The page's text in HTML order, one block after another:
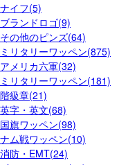
ナイフ(5)
ブランドロゴ(9)
その他のピンズ(64)
ミリタリーワッペン(875)
アメリカ六軍(32)
ミリタリーワッペン(181)
階級章(21)
英字・英文(68)
国旗ワッペン(98)
ナム戦ワッペン(10)
消防・EMT(24)